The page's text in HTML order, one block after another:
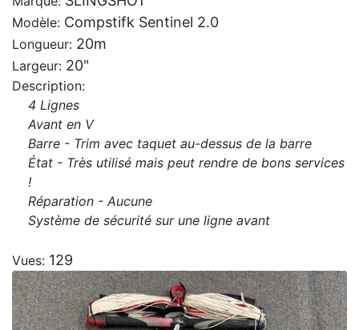
Modèle: Compstifk Sentinel 2.0
Longueur: 20m
Largeur: 20"
Description:
4 Lignes
Avant en V
Barre - Trim avec taquet au-dessus de la barre
État - Très utilisé mais peut rendre de bons services
!
Réparation - Aucune
Système de sécurité sur une ligne avant
Vues: 129